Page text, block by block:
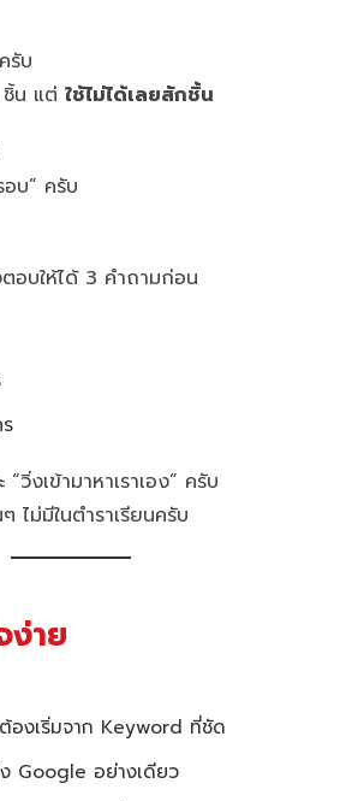
รับ
ชิ้น แต่ใช้ไม่ได้เลยสักชิ้น
บ” ครับ
อบให้ได้ 3 คำถามก่อน
วิ่งเข้ามาหาเราเอง” ครับ
ไม่มีในตำราเรียนครับ
ง่าย
องเริ่มจาก Keyword ที่ชัด
Google อย่างเดียว